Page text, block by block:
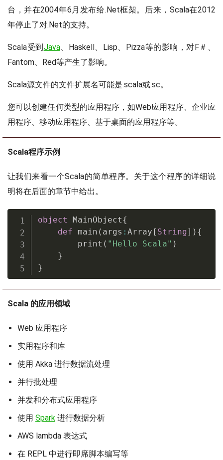
台，并在2004年6月发布给.Net框架。后来，Scala在2012
年停止了对.Net的支持。
Scala受到Java、Haskell、Lisp、Pizza等的影响，对F＃、
Fantom、Red等产生了影响。
Scala源文件的文件扩展名可能是.scala或.sc。
您可以创建任何类型的应用程序，如Web应用程序、企业应
用程序、移动应用程序、基于桌面的应用程序等。
Scala程序示例
让我们来看一个Scala的简单程序。关于这个程序的详细说
明将在后面的章节中给出。
object MainObject{
def main ( args : Array [ String] ) {
        print
( "Hello Scala" )
}
}
Scala 的应用领域
Web 应用程序
实用程序和库
使用 Akka 进行数据流处理
并行批处理
并发和分布式应用程序
使用 Spark 进行数据分析
AWS lambda 表达式
在 REPL 中进行即席脚本编写等